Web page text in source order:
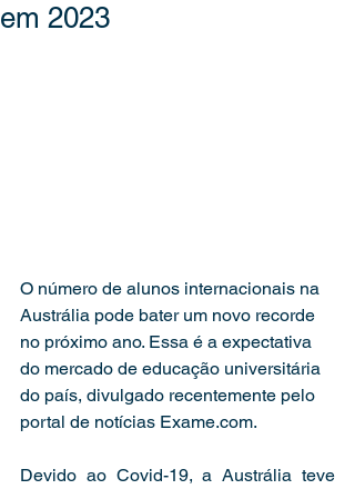
em 2023
O número de alunos internacionais na
Austrália pode bater um novo recorde
no próximo ano. Essa é a expectativa
do mercado de educação universitária
do país, divulgado recentemente pelo
portal de notícias Exame.com.
Devido ao Covid-19, a Austrália teve